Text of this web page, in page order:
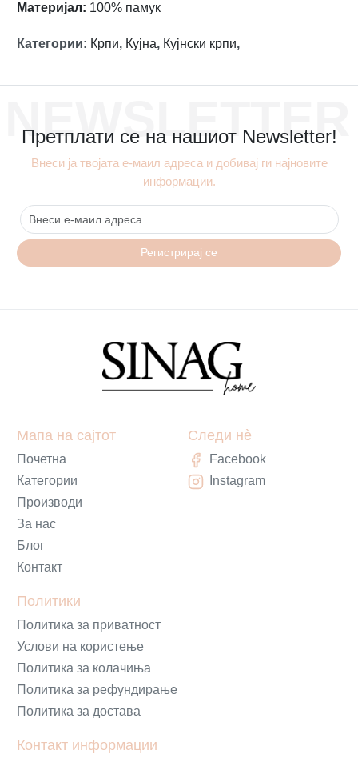
Материјал: 100% памук
Категории: Крпи, Кујна, Кујнски крпи,
NEWSLETTER
Претплати се на нашиот Newsletter!
Внеси ја твојата е-маил адреса и добивај ги најновите
информации.
Регистрирај се
Мапа на сајтот
Почетна
Категории
Производи
За нас
Блог
Контакт
Политики
Политика за приватност
Услови на користење
Политика за колачиња
Политика за рефундирање
Политика за достава
Контакт информации
Следи нè
Facebook
Instagram